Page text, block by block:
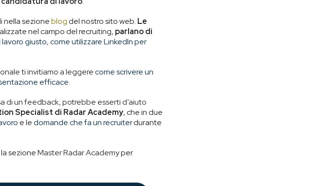
nella sezioneblogdel nostro sito web. Le
nel campo del recruiting, parlano di
giusto,come utilizzare LinkedIn per
ti invitiamo a leggerecome scrivere un
efficace.
di un feedback, potrebbe esserti d’aiuto
Specialist di Radar Academy, che in due
e ledomande che fa un recruiterdurante
sezioneMaster Radar Academyper